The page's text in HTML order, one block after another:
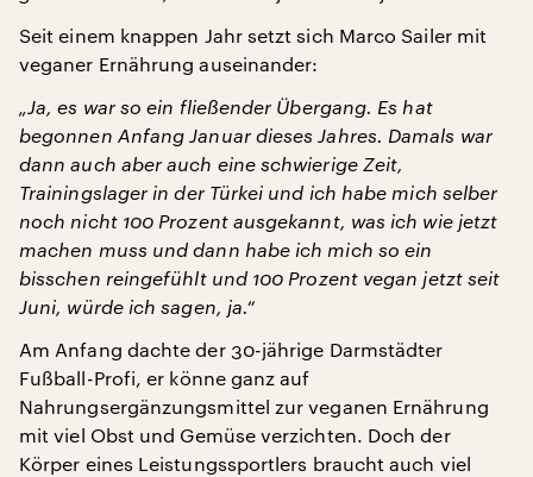
Seit einem knappen Jahr setzt sich Marco Sailer mit
veganer Ernährung auseinander:
„Ja, es war so ein fließender Übergang. Es hat
begonnen Anfang Januar dieses Jahres. Damals war
dann auch aber auch eine schwierige Zeit,
Trainingslager in der Türkei und ich habe mich selber
noch nicht 100 Prozent ausgekannt, was ich wie jetzt
machen muss und dann habe ich mich so ein
bisschen reingefühlt und 100 Prozent vegan jetzt seit
Juni, würde ich sagen, ja.“
Am Anfang dachte der 30-jährige Darmstädter
Fußball-Profi, er könne ganz auf
Nahrungsergänzungsmittel zur veganen Ernährung
mit viel Obst und Gemüse verzichten. Doch der
Körper eines Leistungssportlers braucht auch viel